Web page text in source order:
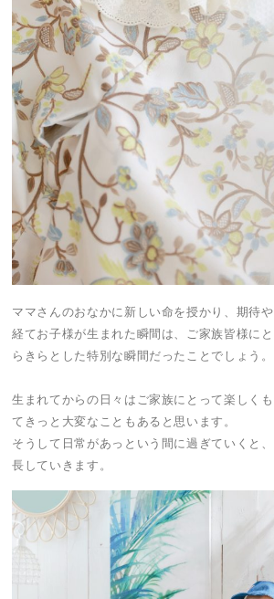
ママさんのおなかに新しい命を授かり、期待
経てお子様が生まれた瞬間は、ご家族皆様に
らきらとした特別な瞬間だったことでしょう。
生まれてからの日々はご家族にとって楽しく
てきっと大変なこともあると思います。
そうして日常があっという間に過ぎていくと
長していきます。